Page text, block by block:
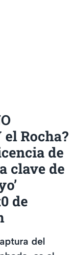
el Rocha?
de
clave de
de
del